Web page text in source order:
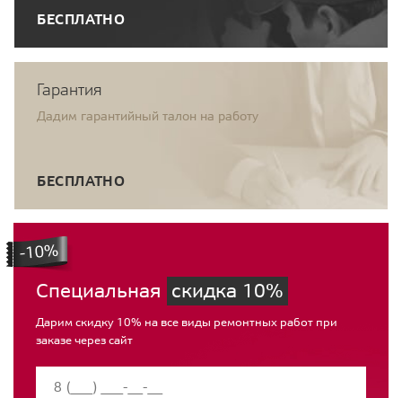
БЕСПЛАТНО
Гарантия
Дадим гарантийный талон на работу
БЕСПЛАТНО
Специальная скидка 10%
Дарим скидку 10% на все виды ремонтных работ при
заказе через сайт